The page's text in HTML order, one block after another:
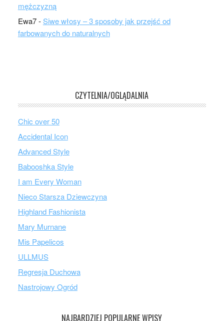
mężczyzną
Ewa7-Siwe włosy – 3 sposoby jak przejść od
farbowanych do naturalnych
CZYTELNIA/OGLĄDALNIA
Chic over 50
Accidental Icon
Advanced Style
Babooshka Style
I am Every Woman
Nieco Starsza Dziewczyna
Highland Fashionista
Mary Murnane
Mis Papelicos
ULLMUS
Regresja Duchowa
Nastrojowy Ogród
NAJBARDZIEJ POPULARNE WPISY